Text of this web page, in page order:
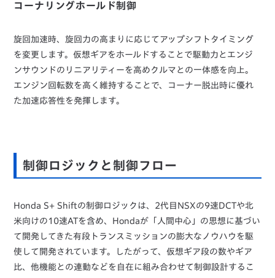
コーナリングホールド制御
旋回加速時、旋回力の高まりに応じてアップシフトタイミング
を変更します。仮想ギアをホールドすることで駆動力とエンジ
ンサウンドのリニアリティーを高めクルマとの一体感を向上。
エンジン回転数を高く維持することで、コーナー脱出時に優れ
た加速応答性を発揮します。
制御ロジックと制御フロー
Honda S+ Shiftの制御ロジックは、2代目NSXの9速DCTや北
米向けの10速ATを含め、Hondaが「人間中心」の思想に基づい
て開発してきた有段トランスミッションの膨大なノウハウを駆
使して開発されています。したがって、仮想ギア段の数やギア
比、他機能との連動などを自在に組み合わせて制御設計するこ